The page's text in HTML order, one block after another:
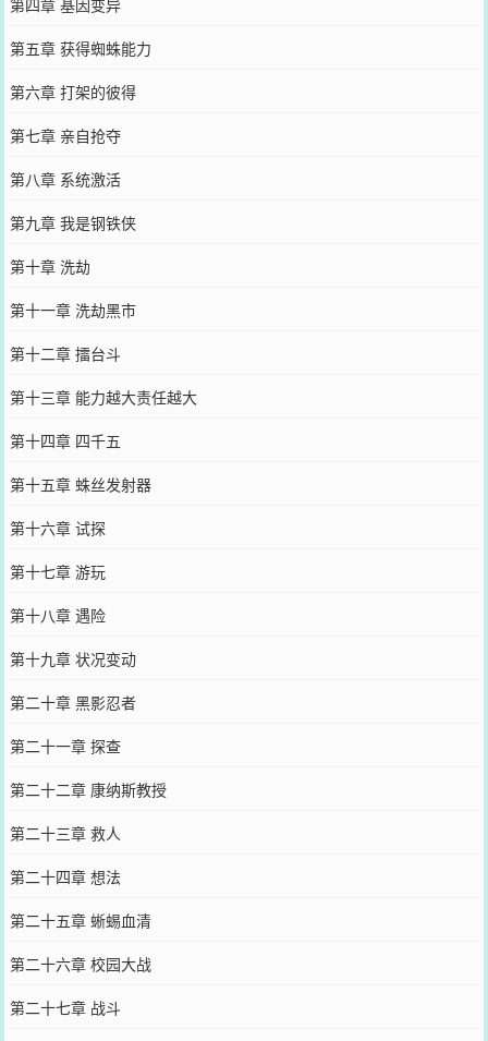
第五章 获得蜘蛛能力
第六章 打架的彼得
第七章 亲自抢夺
第八章 系统激活
第九章 我是钢铁侠
第十章 洗劫
第十一章 洗劫黑市
第十二章 擂台斗
第十三章 能力越大责任越大
第十四章 四千五
第十五章 蛛丝发射器
第十六章 试探
第十七章 游玩
第十八章 遇险
第十九章 状况变动
第二十章 黑影忍者
第二十一章 探查
第二十二章 康纳斯教授
第二十三章 救人
第二十四章 想法
第二十五章 蜥蜴血清
第二十六章 校园大战
第二十七章 战斗